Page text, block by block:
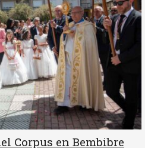
Corpus en Bembibre